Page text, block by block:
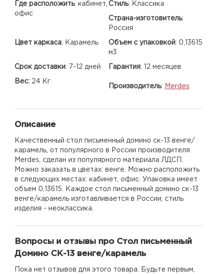
Где расположить: кабинет,
офис
Стиль: Классика
Страна-изготовитель:
Россия
Цвет каркаса: Карамель Объем с упаковкой: 0,13615
м3
Срок доставки: 7-12 дней Гарантия: 12 месяцев
Вес: 24 Кг
Производитель: Merdes
Описание
Качественный стол письменный домино ск-13 венге/
карамель, от популярного в России производителя
Merdes, сделан из популярного материала ЛДСП.
Можно заказать в цветах: венге. Можно расположить
в следующих местах: кабинет, офис. Упаковка имеет
объем 0,13615. Каждое стол письменный домино ск-13
венге/карамель изготавливается в России, стиль
изделия - неоклассика.
Вопросы и отзывы про Стол письменный
Домино СК-13 венге/карамель
Пока нет отзывов для этого товара. Будьте первым,